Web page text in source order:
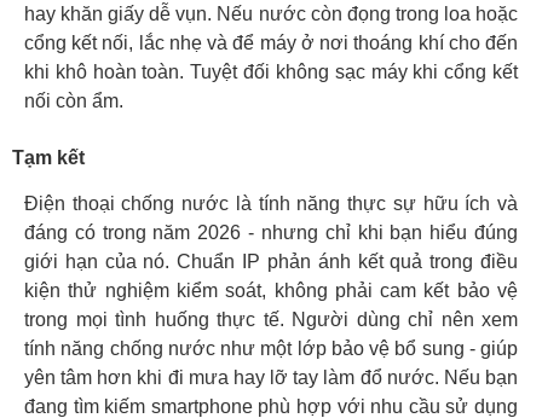
hay khăn giấy dễ vụn. Nếu nước còn đọng trong loa hoặc
cổng kết nối, lắc nhẹ và để máy ở nơi thoáng khí cho đến
khi khô hoàn toàn. Tuyệt đối không sạc máy khi cổng kết
nối còn ẩm.
Tạm kết
Điện thoại chống nước là tính năng thực sự hữu ích và
đáng có trong năm 2026 - nhưng chỉ khi bạn hiểu đúng
giới hạn của nó. Chuẩn IP phản ánh kết quả trong điều
kiện thử nghiệm kiểm soát, không phải cam kết bảo vệ
trong mọi tình huống thực tế. Người dùng chỉ nên xem
tính năng chống nước như một lớp bảo vệ bổ sung - giúp
yên tâm hơn khi đi mưa hay lỡ tay làm đổ nước. Nếu bạn
đang tìm kiếm smartphone phù hợp với nhu cầu sử dụng